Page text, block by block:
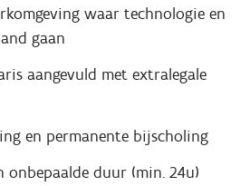
waar technologie en
gaan
aangevuld met extralegale
en permanente bijscholing
onbepaalde duur (min. 24u)